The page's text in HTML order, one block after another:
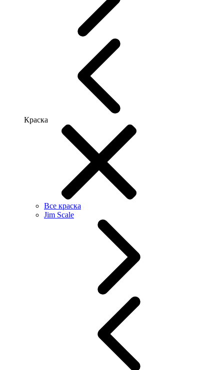
Краска
Все краска
Jim Scale